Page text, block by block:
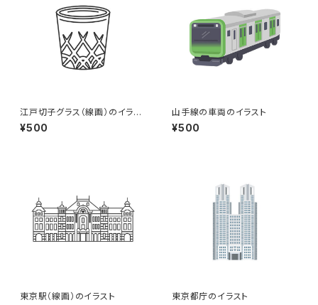
江戸切子グラス（線画）のイラス
ト
¥500
山手線の車両のイラスト
¥500
東京駅（線画）のイラスト 東京都庁のイラスト